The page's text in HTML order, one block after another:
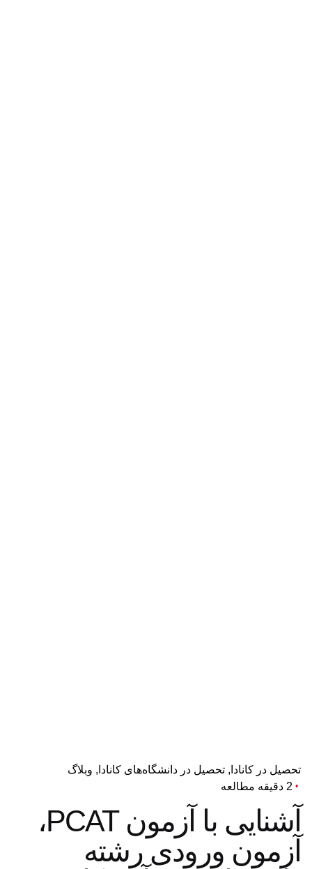
تحصیل در کانادا تحصیل در دانشگاه‌های کانادا
وبلاگ
2 دقیقه مطالعه
آشنایی با آزمون PCAT،
آزمون ورودی رشته